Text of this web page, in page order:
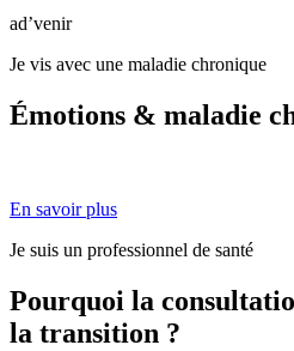
ad’venir
Je vis avec une maladie chronique
Émotions & maladie
En savoir plus
Je suis un professionnel de santé
Pourquoi la
la transition ?